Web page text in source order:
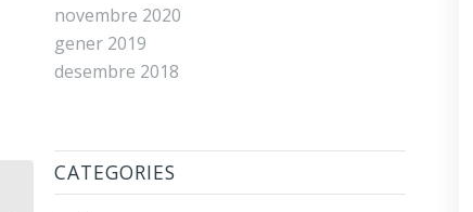
novembre 2020
gener 2019
desembre 2018
CATEGORIES